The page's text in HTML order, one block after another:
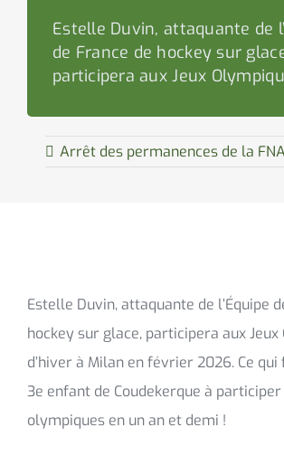
Estelle Duvin, attaquante de
de France de hockey sur
participera aux Jeux
Arrêt des permanences de la
Estelle Duvin, attaquante de l’Équipe
hockey sur glace, participera aux
d’hiver à Milan en février 2026. Ce qui
3e enfant de Coudekerque à participer
olympiques en un an et demi !